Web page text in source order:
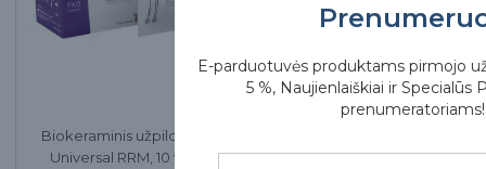
Biokeraminis užpildas BC
Universal RRM, 10 vnt. x
E-parduotuvės produktams pirmojo
5 %, Naujienlaiškiai ir Specialūs
prenumeratoriams!